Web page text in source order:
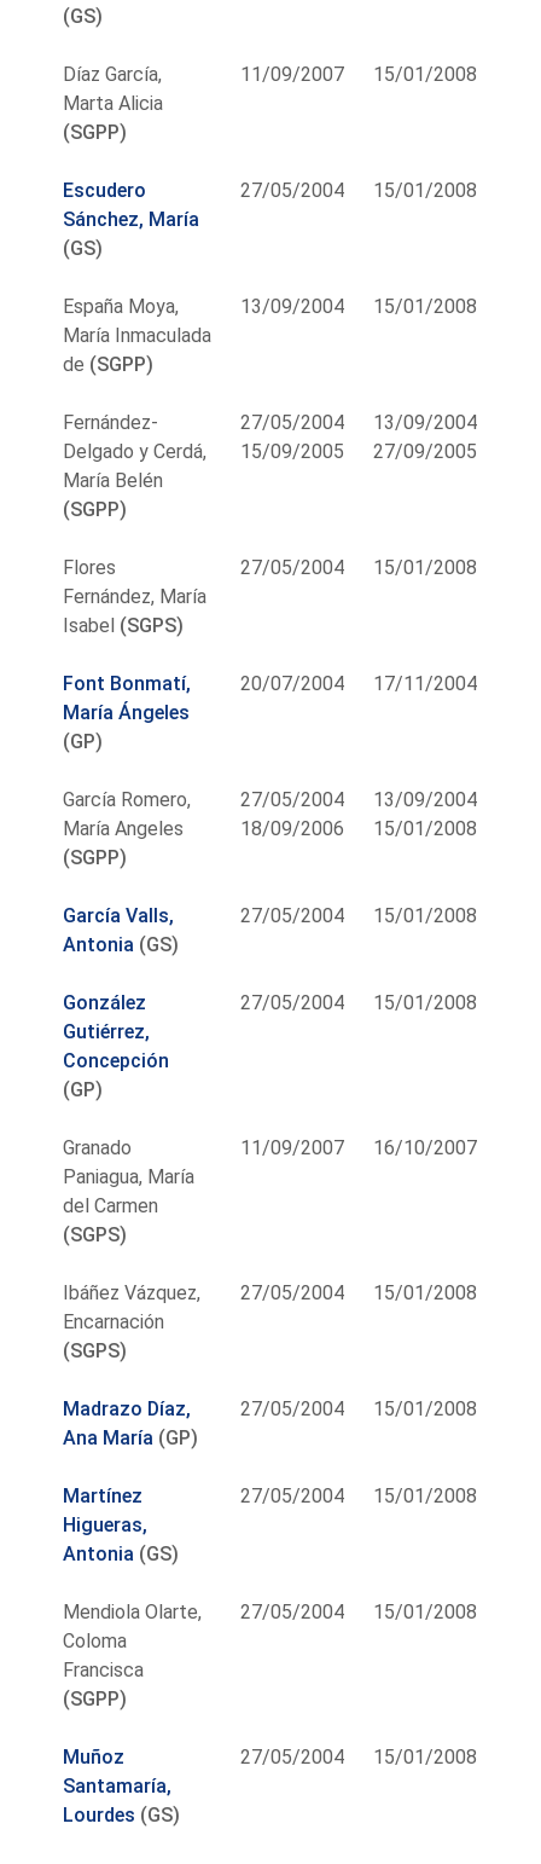
(GS)
Díaz García,
Marta Alicia
(SGPP)
11/09/2007 15/01/2008
Escudero
Sánchez, María
(GS)
27/05/2004 15/01/2008
España Moya,
María Inmaculada
de (SGPP)
13/09/2004 15/01/2008
Fernández-
Delgado y Cerdá,
María Belén
(SGPP)
27/05/2004
15/09/2005
13/09/2004
27/09/2005
Flores
Fernández, María
Isabel (SGPS)
27/05/2004 15/01/2008
Font Bonmatí,
María Ángeles
(GP)
20/07/2004 17/11/2004
García Romero,
María Angeles
(SGPP)
27/05/2004
18/09/2006
13/09/2004
15/01/2008
García Valls,
Antonia (GS)
27/05/2004 15/01/2008
González
Gutiérrez,
Concepción
(GP)
27/05/2004 15/01/2008
Granado
Paniagua, María
del Carmen
(SGPS)
11/09/2007 16/10/2007
Ibáñez Vázquez,
Encarnación
(SGPS)
27/05/2004 15/01/2008
Madrazo Díaz,
Ana María (GP)
27/05/2004 15/01/2008
Martínez
Higueras,
Antonia (GS)
27/05/2004 15/01/2008
Mendiola Olarte,
Coloma
Francisca
(SGPP)
27/05/2004 15/01/2008
Muñoz
Santamaría,
Lourdes (GS)
27/05/2004 15/01/2008